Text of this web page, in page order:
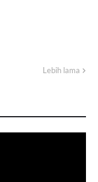
Lebih lama